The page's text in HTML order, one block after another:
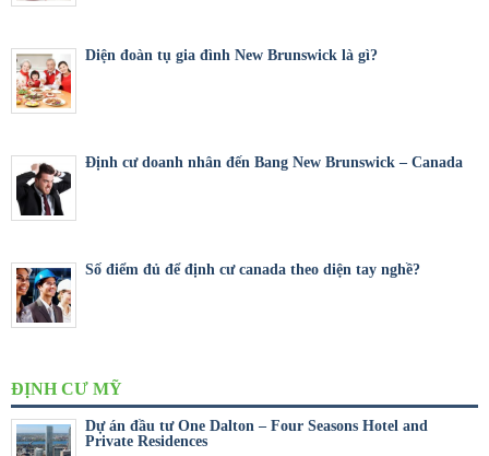
Diện đoàn tụ gia đình New Brunswick là gì?
Định cư doanh nhân đến Bang New Brunswick – Canada
Số điểm đủ để định cư canada theo diện tay nghề?
ĐỊNH CƯ MỸ
Dự án đầu tư One Dalton – Four Seasons Hotel and
Private Residences